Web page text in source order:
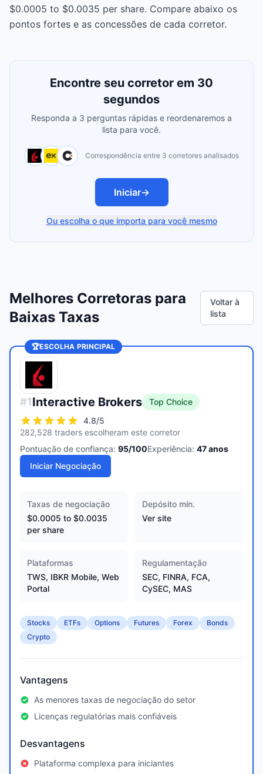
$0.0005 to $0.0035 per share. Compare abaixo os
pontos fortes e as concessões de cada corretor.
Encontre seu corretor em 30
segundos
Responda a 3 perguntas rápidas e reordenaremos a
lista para você.
Correspondência entre 3 corretores analisados
Iniciar→
Ou escolha o que importa para você mesmo
Melhores Corretoras para
Baixas Taxas
Voltar à
lista
🏆ESCOLHA PRINCIPAL
#1Interactive Brokers
Top Choice
4.8/5
282,528 traders escolheram este corretor
Pontuação de confiança: 95/100Experiência: 47anos
Iniciar Negociação
Taxas de negociação
$0.0005 to $0.0035
per share
Depósito mín.
Ver site
Plataformas
TWS, IBKR Mobile, Web
Portal
Regulamentação
SEC, FINRA, FCA,
CySEC, MAS
Stocks ETFs Options Futures Forex
Bonds
Crypto
Vantagens
As menores taxas de negociação do setor
Licenças regulatórias mais confiáveis
Desvantagens
Plataforma complexa para iniciantes